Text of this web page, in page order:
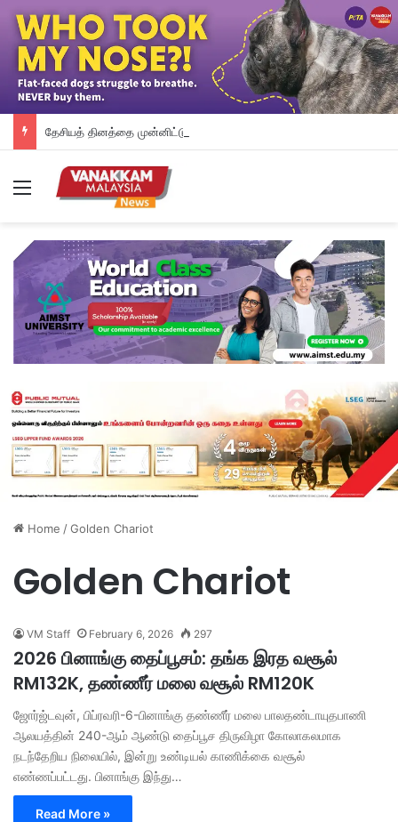
Menu
Home /Golden Chariot
Golden Chariot
VM Staff February 6, 2026 297
2026 பினாங்கு தைப்பூசம்: தங்க இரத வசூல்
RM132K, தண்ணீர் மலை வசூல் RM120K
ஜோர்ஜ்டவுன், பிப்ரவரி-6-பினாங்கு தண்ணீர் மலை பாலதண்டாயுதபாணி
ஆலயத்தின் 240-ஆம் ஆண்டு தைப்பூச திருவிழா கோலாகலமாக
நடந்தேறிய நிலையில், இன்று உண்டியல் காணிக்கை வசூல்
எண்ணப்பட்டது. பினாங்கு இந்து…
Read More »